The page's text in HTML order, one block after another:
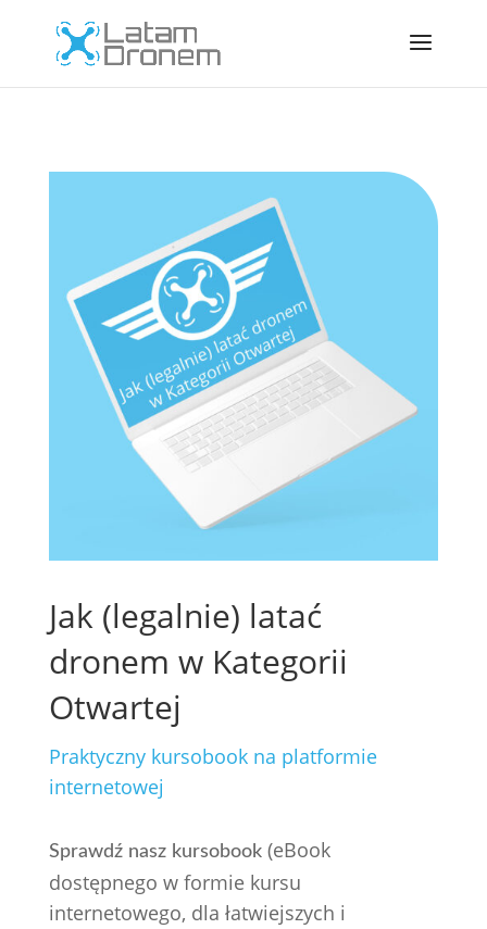
Jak (legalnie) latać
dronem w Kategorii
Otwartej
Praktyczny kursobook na platformie
internetowej
Sprawdź nasz kursobook (eBook
dostępnego w formie kursu
internetowego, dla łatwiejszych i